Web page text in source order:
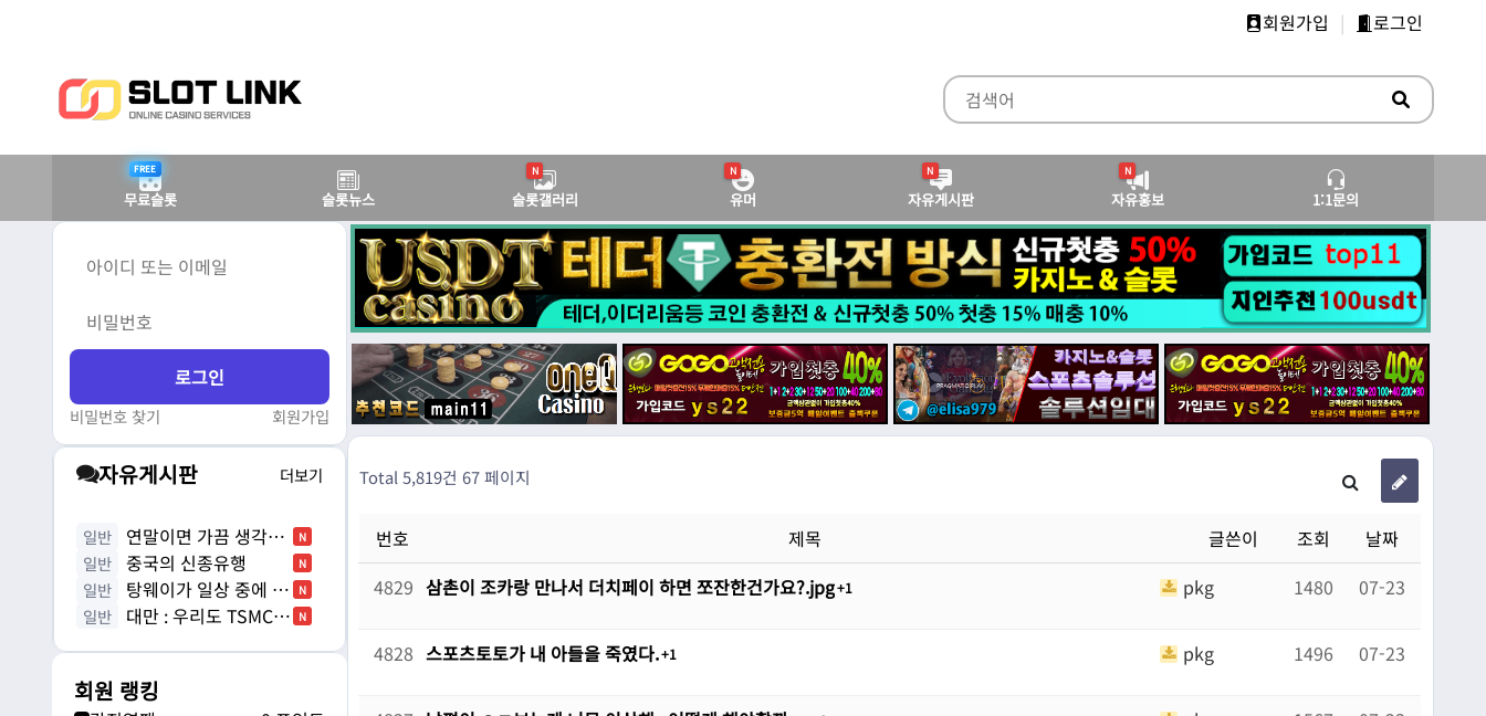
회원가입 | 로그인
FREE
무료슬롯 슬롯뉴스
N
슬롯갤러리
N
유머
N
자유게시판
N
자유홍보 1:1문의
비밀번호 찾기 회원가입
자유게시판 더보기
일반
연말이면 가끔 생각나
는 직원
N
일반 중국의 신종유행 N
일반
탕웨이가 일상 중에 완
벽하게 행복하다고 느낀 순간
N
일반
대만 : 우리도 TSMC
N
회원 랭킹
Total 5,819건 67 페이지
번호 제목 글쓴이 조회
날짜
4829 삼촌이 조카랑 만나서 더치페이 하면 쪼잔한건가요?.jpg 1 pkg 1480 07-23
4828 스포츠토토가 내 아들을 죽였다. 1 pkg 1496 07-23